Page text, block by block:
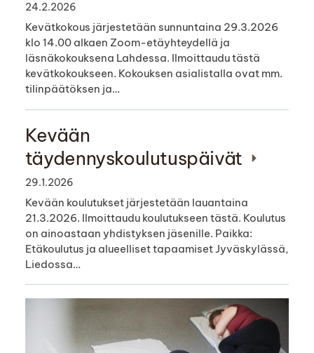
24.2.2026
Kevätkokous järjestetään sunnuntaina 29.3.2026
klo 14.00 alkaen Zoom-etäyhteydellä ja
läsnäkokouksena Lahdessa. Ilmoittaudu tästä
kevätkokoukseen. Kokouksen asialistalla ovat mm.
tilinpäätöksen ja…
Kevään
täydennyskoulutuspäivät
29.1.2026
Kevään koulutukset järjestetään lauantaina
21.3.2026. Ilmoittaudu koulutukseen tästä. Koulutus
on ainoastaan yhdistyksen jäsenille. Paikka:
Etäkoulutus ja alueelliset tapaamiset Jyväskylässä,
Liedossa…